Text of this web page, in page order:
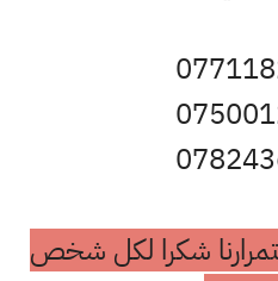
شكرا لكل شخص